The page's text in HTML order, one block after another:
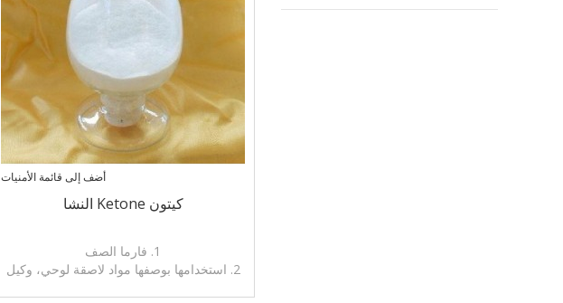
أضف إلى قائمة الأمنيات
كيتون Ketone النشا
1. فارما الصف
2. استخدامها بوصفها مواد لاصقة لوحي، وكيل